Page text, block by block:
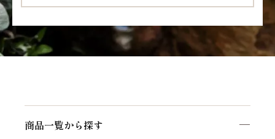
商品一覧から探す